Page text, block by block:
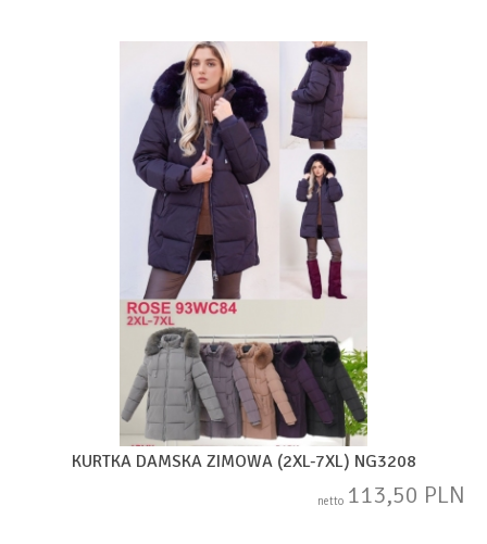
KURTKA DAMSKA ZIMOWA (2XL-7XL) NG3208
netto 113,50 PLN